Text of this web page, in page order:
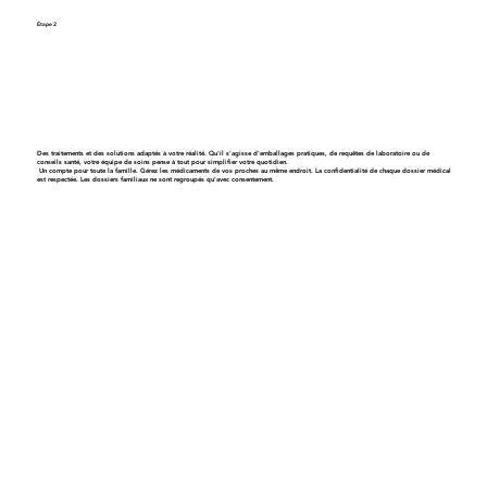
Étape 2
Des traitements et des solutions adaptés à votre réalité. Qu'il s'agisse d'emballages pratiques, de requêtes de laboratoire ou de
conseils santé, votre équipe de soins pense à tout pour simplifier votre quotidien.
Un compte pour toute la famille. Gérez les médicaments de vos proches au même endroit. La confidentialité de chaque dossier médical
est respectée. Les dossiers familiaux ne sont regroupés qu’avec consentement.